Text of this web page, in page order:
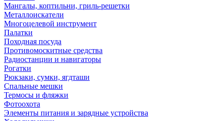
Мангалы, коптильни, гриль-решетки
Металлоискатели
Многоцелевой инструмент
Палатки
Походная посуда
Противомоскитные средства
Радиостанции и навигаторы
Рогатки
Рюкзаки, сумки, ягдташи
Спальные мешки
Термосы и фляжки
Фотоохота
Элементы питания и зарядные устройства